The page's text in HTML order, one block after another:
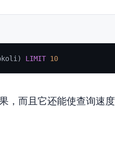
) LIMIT 10
，而且它还能使查询速